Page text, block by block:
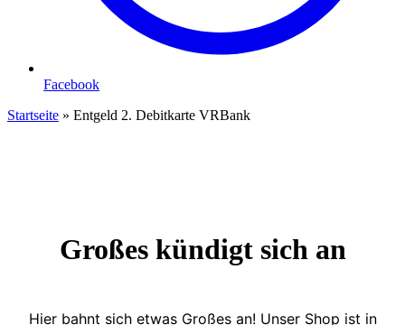
Facebook
Startseite » Entgeld 2. Debitkarte VRBank
Großes kündigt sich an
Hier bahnt sich etwas Großes an! Unser Shop ist in